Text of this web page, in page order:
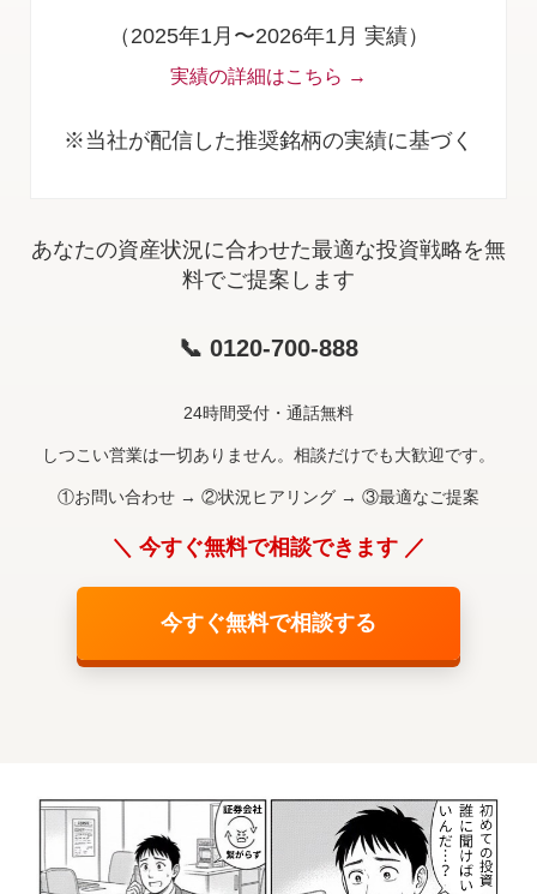
（2025年1月〜2026年1月 実績）
実績の詳細はこちら →
※当社が配信した推奨銘柄の実績に基づく
あなたの資産状況に合わせた最適な投資戦略を無
料でご提案します
📞 0120-700-888
24時間受付・通話無料
しつこい営業は一切ありません。相談だけでも大歓迎です。
①お問い合わせ → ②状況ヒアリング → ③最適なご提案
＼ 今すぐ無料で相談できます ／
今すぐ無料で相談する